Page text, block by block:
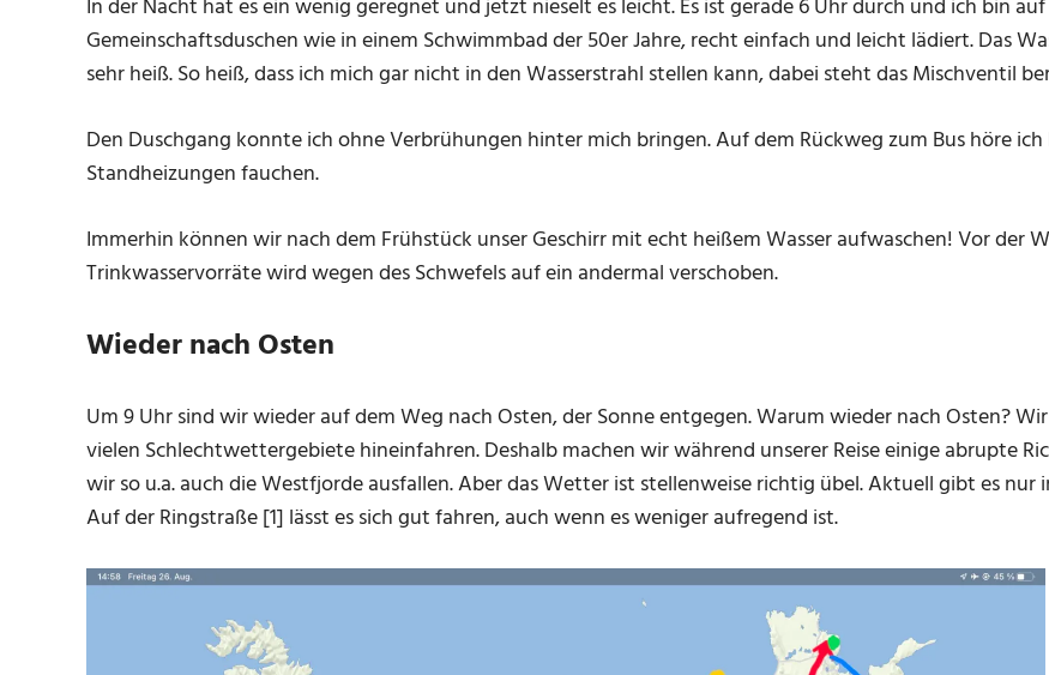
In der Nacht hat es ein wenig geregnet und jetzt nieselt es leicht. Es ist gerade 6 Uhr durch und ich bin
Gemeinschaftsduschen wie in einem Schwimmbad der 50er Jahre, recht einfach und leicht lädiert. Das
sehr heiß. So heiß, dass ich mich gar nicht in den Wasserstrahl stellen kann, dabei steht das Mischventil
Den Duschgang konnte ich ohne Verbrühungen hinter mich bringen. Auf dem Rückweg zum Bus höre ich
Standheizungen fauchen.
Immerhin können wir nach dem Frühstück unser Geschirr mit echt heißem Wasser aufwaschen! Vor der
Trinkwasservorräte wird wegen des Schwefels auf ein andermal verschoben.
Wieder nach Osten
Um 9 Uhr sind wir wieder auf dem Weg nach Osten, der Sonne entgegen. Warum wieder nach Osten?
vielen Schlechtwettergebiete hineinfahren. Deshalb machen wir während unserer Reise einige abrupte
wir so u.a. auch die Westfjorde ausfallen. Aber das Wetter ist stellenweise richtig übel. Aktuell gibt es nur
Auf der Ringstraße [1] lässt es sich gut fahren, auch wenn es weniger aufregend ist.